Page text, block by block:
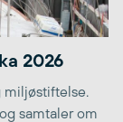
2026
samtaler om